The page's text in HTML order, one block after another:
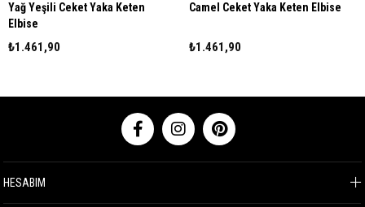
Yağ Yeşili Ceket Yaka Keten
Elbise
₺1.461,90
Camel Ceket Yaka Keten Elbise
₺1.461,90
HESABIM